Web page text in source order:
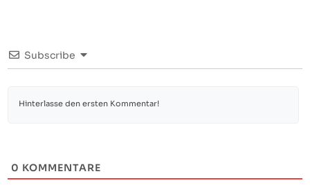
Subscribe
0 KOMMENTARE